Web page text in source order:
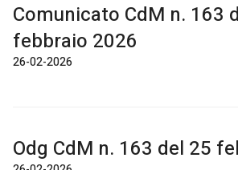
Comunicato CdM n. 163
febbraio 2026
26-02-2026
Odg CdM n. 163 del 25